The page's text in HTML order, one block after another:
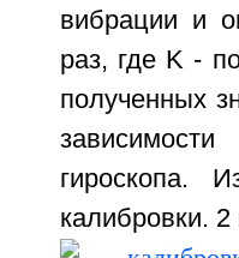
вибрации и
раз, где K -
полученных
гироскопа.
калибровки.